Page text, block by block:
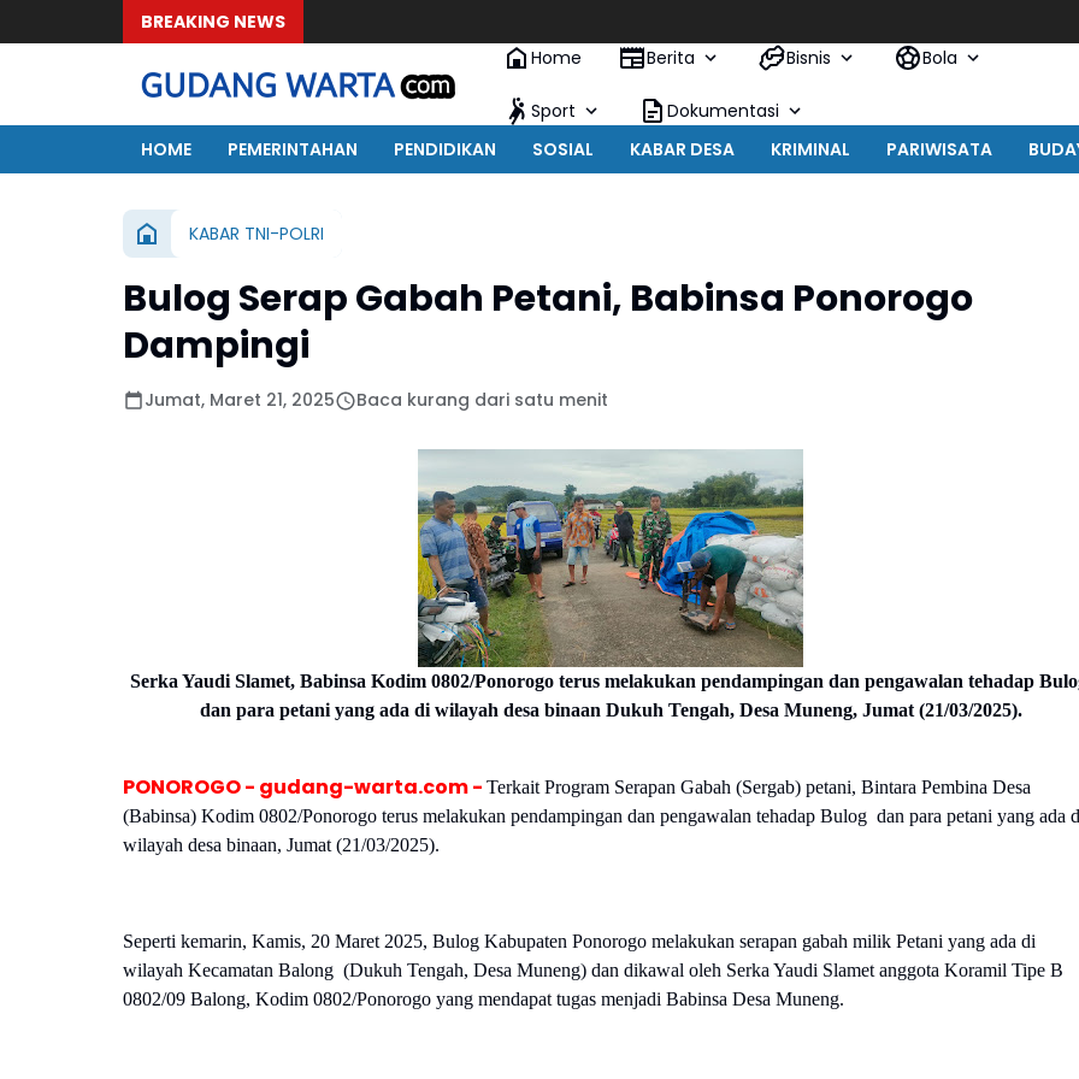
BREAKING NEWS
Home
Berita Bisnis Bola
Sport
Dokumentasi
HOME
PEMERINTAHAN PENDIDIKAN SOSIAL KABAR DESA KRIMINAL PARIWISATA
KABAR TNI-POLRI
Bulog Serap Gabah Petani, Babinsa Ponorogo
Dampingi
Jumat, Maret 21, 2025 Baca kurang dari satu menit
Serka Yaudi Slamet, Babinsa Kodim 0802/Ponorogo terus melakukan pendampingan dan pengawalan tehadap
dan para petani yang ada di wilayah desa binaan Dukuh Tengah, Desa Muneng, Jumat (21/03/2025).
PONOROGO - gudang-warta.com - Terkait Program Serapan Gabah (Sergab) petani, Bintara Pembina Desa
(Babinsa) Kodim 0802/Ponorogo terus melakukan pendampingan dan pengawalan tehadap Bulog dan para petani yang ada
wilayah desa binaan, Jumat (21/03/2025).
Seperti kemarin, Kamis, 20 Maret 2025, Bulog Kabupaten Ponorogo melakukan serapan gabah milik Petani yang ada di
wilayah Kecamatan Balong (Dukuh Tengah, Desa Muneng) dan dikawal oleh Serka Yaudi Slamet anggota Koramil Tipe B
0802/09 Balong, Kodim 0802/Ponorogo yang mendapat tugas menjadi Babinsa Desa Muneng.